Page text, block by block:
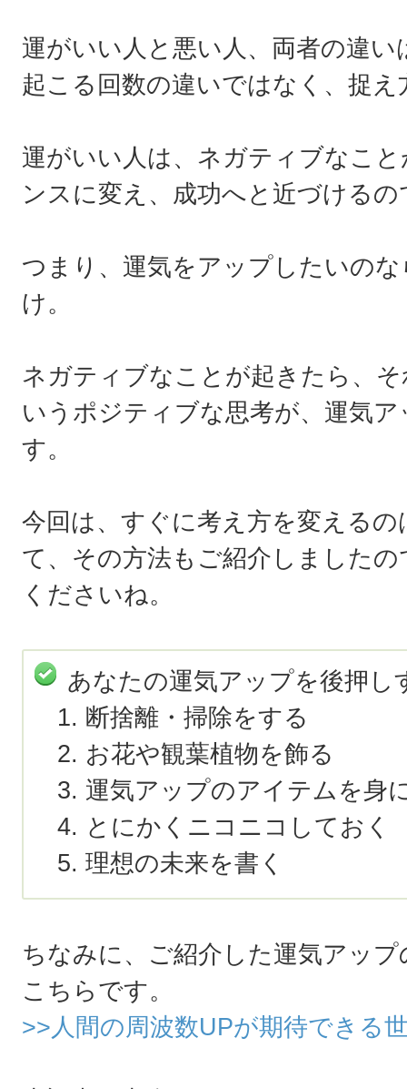
運がいい人と悪い人、両者の違
起こる回数の違いではなく、捉
運がいい人は、ネガティブなこ
ンスに変え、成功へと近づけるの
つまり、運気をアップしたいの
け。
ネガティブなことが起きたら、
いうポジティブな思考が、運気
す。
今回は、すぐに考え方を変える
て、その方法もご紹介しました
くださいね。
あなたの運気アップを後押し
断捨離・掃除をする
お花や観葉植物を飾る
運気アップのアイテムを身
とにかくニコニコしておく
理想の未来を書く
ちなみに、ご紹介した運気アッ
こちらです。
>>人間の周波数UPが期待できる